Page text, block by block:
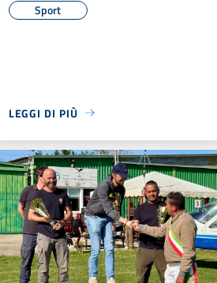
Sport
LEGGI DI PIÙ